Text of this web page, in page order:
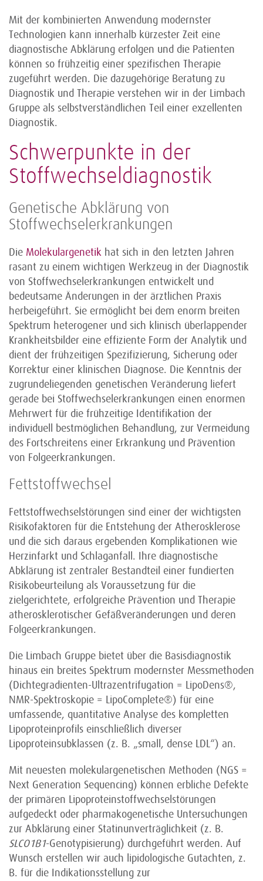
Mit der kombinierten Anwendung modernster
Technologien kann innerhalb kürzester Zeit eine
diagnostische Abklärung erfolgen und die Patienten
können so frühzeitig einer spezifischen Therapie
zugeführt werden. Die dazugehörige Beratung zu
Diagnostik und Therapie verstehen wir in der Limbach
Gruppe als selbstverständlichen Teil einer exzellenten
Diagnostik.
Schwerpunkte in der
Stoffwechseldiagnostik
Genetische Abklärung von
Stoffwechselerkrankungen
Die Molekulargenetik hat sich in den letzten Jahren
rasant zu einem wichtigen Werkzeug in der Diagnostik
von Stoffwechselerkrankungen entwickelt und
bedeutsame Änderungen in der ärztlichen Praxis
herbeigeführt. Sie ermöglicht bei dem enorm breiten
Spektrum heterogener und sich klinisch überlappender
Krankheitsbilder eine effiziente Form der Analytik und
dient der frühzeitigen Spezifizierung, Sicherung oder
Korrektur einer klinischen Diagnose. Die Kenntnis der
zugrundeliegenden genetischen Veränderung liefert
gerade bei Stoffwechselerkrankungen einen enormen
Mehrwert für die frühzeitige Identifikation der
individuell bestmöglichen Behandlung, zur Vermeidung
des Fortschreitens einer Erkrankung und Prävention
von Folgeerkrankungen.
Fettstoffwechsel
Fettstoffwechselstörungen sind einer der wichtigsten
Risikofaktoren für die Entstehung der Atherosklerose
und die sich daraus ergebenden Komplikationen wie
Herzinfarkt und Schlaganfall. Ihre diagnostische
Abklärung ist zentraler Bestandteil einer fundierten
Risikobeurteilung als Voraussetzung für die
zielgerichtete, erfolgreiche Prävention und Therapie
atherosklerotischer Gefäßveränderungen und deren
Folgeerkrankungen.
Die Limbach Gruppe bietet über die Basisdiagnostik
hinaus ein breites Spektrum modernster Messmethoden
(Dichtegradienten-Ultrazentrifugation = LipoDens®,
NMR-Spektroskopie = LipoComplete®) für eine
umfassende, quantitative Analyse des kompletten
Lipoproteinprofils einschließlich diverser
Lipoproteinsubklassen (z. B. „small, dense LDL“) an.
Mit neuesten molekulargenetischen Methoden (NGS =
Next Generation Sequencing) können erbliche Defekte
der primären Lipoproteinstoffwechselstörungen
aufgedeckt oder pharmakogenetische Untersuchungen
zur Abklärung einer Statinunverträglichkeit (z. B.
SLCO1B1-Genotypisierung) durchgeführt werden. Auf
Wunsch erstellen wir auch lipidologische Gutachten, z.
B. für die Indikationsstellung zur